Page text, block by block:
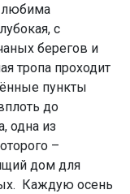
любима
с
берегов и
тропа проходит
пункты
до
одна из
–
дом для
Каждую осень